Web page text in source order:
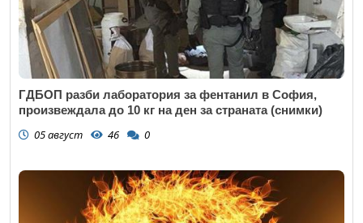
ГДБОП разби лаборатория за фентанил в София,
произвеждала до 10 кг на ден за страната (снимки)
05 август 46 0